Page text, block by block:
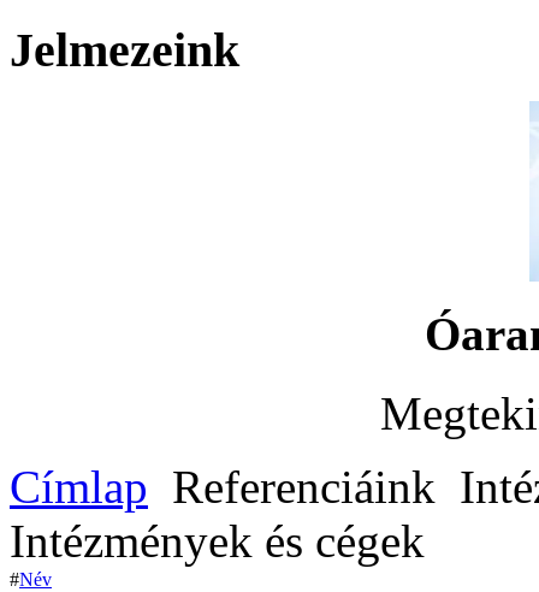
Jelmezeink
Címlap Referenciáink
Intézmények és cégek
#Név